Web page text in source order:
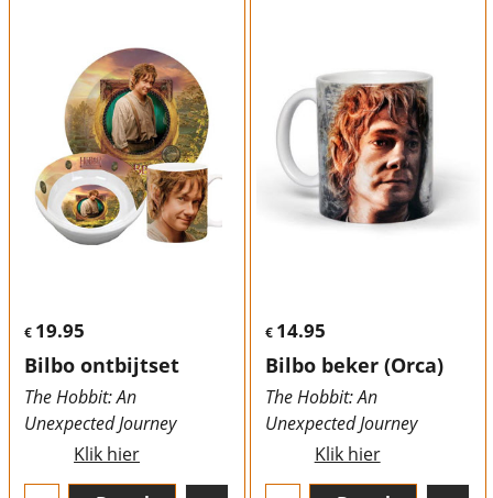
€ 19.95
Bilbo ontbijtset
The Hobbit: An
Unexpected Journey
Klik hier
€ 14.95
Bilbo beker (Orca)
The Hobbit: An
Unexpected Journey
Klik hier